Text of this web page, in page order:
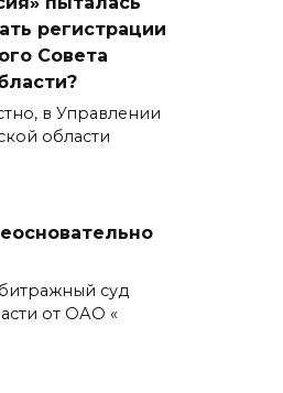
регистрации
Совета
в Управлении
области
суд
от ОАО «